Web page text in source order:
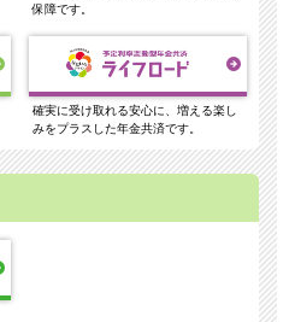
保障です。
確実に受け取れる安心に、増える楽し
みをプラスした年金共済です。